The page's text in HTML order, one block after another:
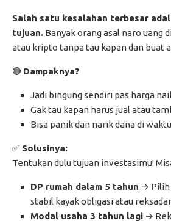
Salah satu kesalahan terbesar
tujuan. Banyak orang asal naro uang
atau kripto tanpa tau kapan dan buat
🔴 Dampaknya?
Jadi bingung sendiri pas harga
Gak tau kapan harus jual atau
Bisa panik dan narik dana di
✅ Solusinya:
Tentukan dulu tujuan investasimu!
DP rumah dalam 5 tahun → Pilih
stabil kayak obligasi atau
Modal usaha 3 tahun lagi →